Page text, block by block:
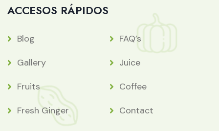
ACCESOS RÁPIDOS
Blog FAQ’s
Gallery Juice
Fruits Coffee
Fresh Ginger Contact